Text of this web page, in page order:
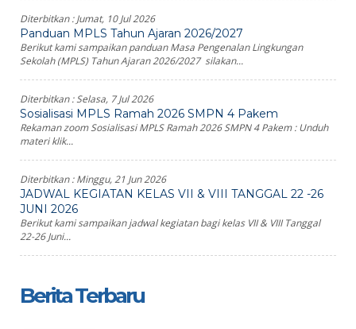
Diterbitkan :Jumat, 10 Jul 2026
Panduan MPLS Tahun Ajaran 2026/2027
Berikut kami sampaikan panduan Masa Pengenalan Lingkungan
Sekolah (MPLS) Tahun Ajaran 2026/2027 silakan...
Diterbitkan :Selasa, 7 Jul 2026
Sosialisasi MPLS Ramah 2026 SMPN 4 Pakem
Rekaman zoom Sosialisasi MPLS Ramah 2026 SMPN 4 Pakem : Unduh
materi klik...
Diterbitkan :Minggu, 21 Jun 2026
JADWAL KEGIATAN KELAS VII & VIII TANGGAL 22 -26
JUNI 2026
Berikut kami sampaikan jadwal kegiatan bagi kelas VII & VIII Tanggal
22-26 Juni...
Berita Terbaru